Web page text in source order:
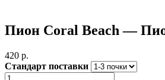
Пион Coral Beach —
420 p.
Стандарт поставки